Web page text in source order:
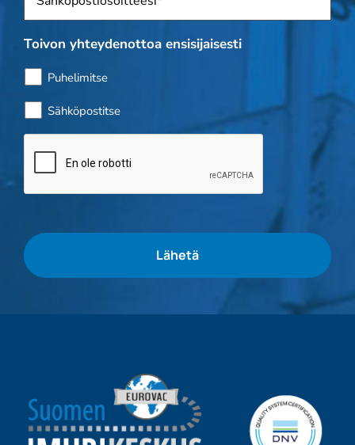
Toivon yhteydenottoa ensisijaisesti
Puhelimitse
Sähköpostitse